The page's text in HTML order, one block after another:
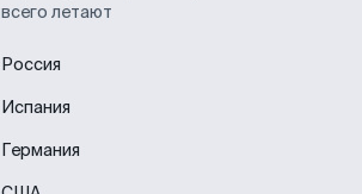
всего летают
Россия
Испания
Германия